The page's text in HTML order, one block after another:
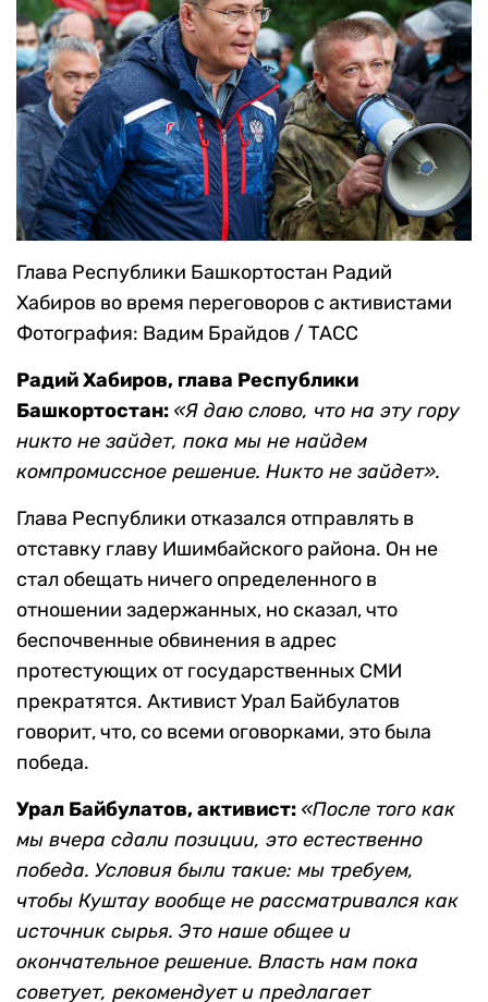
Глава Республики Башкортостан Радий
Хабиров во время переговоров с активистами
Фотография: Вадим Брайдов / ТАСС
Радий Хабиров, глава Республики
Башкортостан: «Я даю слово, что на эту гору
никто не зайдет, пока мы не найдем
компромиссное решение. Никто не зайдет».
Глава Республики отказался отправлять в
отставку главу Ишимбайского района. Он не
стал обещать ничего определенного в
отношении задержанных, но сказал, что
беспочвенные обвинения в адрес
протестующих от государственных СМИ
прекратятся. Активист Урал Байбулатов
говорит, что, со всеми оговорками, это была
победа.
Урал Байбулатов, активист: «После того как
мы вчера сдали позиции, это естественно
победа. Условия были такие: мы требуем,
чтобы Куштау вообще не рассматривался как
источник сырья. Это наше общее и
окончательное решение. Власть нам пока
советует, рекомендует и предлагает